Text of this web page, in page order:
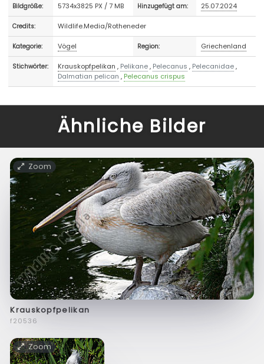
Bildgröße: 5734x3825 PX / 7 MB Hinzugefügt am: 25.07.2024
Credits: Wildlife.Media/Rotheneder
Kategorie: Vögel Region: Griechenland
Stichwörter: Krauskopfpelikan , Pelikane, Pelecanus , Pelecanidae,
Dalmatian pelican , Pelecanus crispus
Ähnliche Bilder
Zoom
Krauskopfpelikan
f20536
Zoom